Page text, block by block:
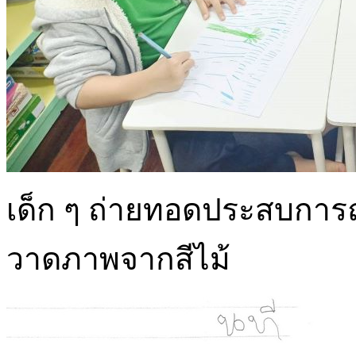
เด็ก ๆ ถ่ายทอดประสบกา
วาดภาพจากสีไม้